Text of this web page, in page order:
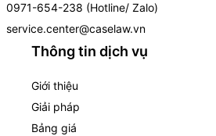
0971-654-238 (Hotline/ Zalo)
service.center@caselaw.vn
Thông tin dịch vụ
Giới thiệu
Giải pháp
Bảng giá